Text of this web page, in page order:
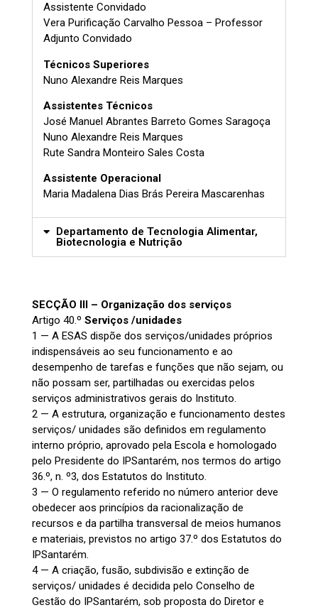
Assistente Convidado
Vera Purificação Carvalho Pessoa – Professor
Adjunto Convidado
Técnicos Superiores
Nuno Alexandre Reis Marques
Assistentes Técnicos
José Manuel Abrantes Barreto Gomes Saragoça
Nuno Alexandre Reis Marques
Rute Sandra Monteiro Sales Costa
Assistente Operacional
Maria Madalena Dias Brás Pereira Mascarenhas
Departamento de Tecnologia Alimentar,
Biotecnologia e Nutrição
SECÇÃO III – Organização dos serviços
Artigo 40.º Serviços /unidades
1 — A ESAS dispõe dos serviços/unidades próprios
indispensáveis ao seu funcionamento e ao
desempenho de tarefas e funções que não sejam, ou
não possam ser, partilhadas ou exercidas pelos
serviços administrativos gerais do Instituto.
2 — A estrutura, organização e funcionamento destes
serviços/ unidades são definidos em regulamento
interno próprio, aprovado pela Escola e homologado
pelo Presidente do IPSantarém, nos termos do artigo
36.º, n. º3, dos Estatutos do Instituto.
3 — O regulamento referido no número anterior deve
obedecer aos princípios da racionalização de
recursos e da partilha transversal de meios humanos
e materiais, previstos no artigo 37.º dos Estatutos do
IPSantarém.
4 — A criação, fusão, subdivisão e extinção de
serviços/ unidades é decidida pelo Conselho de
Gestão do IPSantarém, sob proposta do Diretor e